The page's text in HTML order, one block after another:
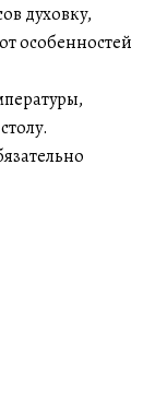
духовку,
особенностей